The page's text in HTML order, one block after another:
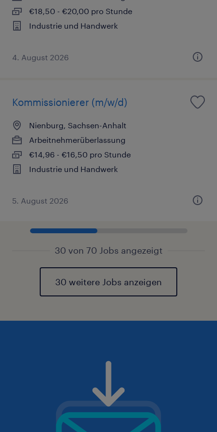
€18,50 - €20,00 pro Stunde
Industrie und Handwerk
4. August 2026
Kommissionierer (m/w/d)
Nienburg, Sachsen-Anhalt
Arbeitnehmerüberlassung
€14,96 - €16,50 pro Stunde
Industrie und Handwerk
5. August 2026
30 von 70 Jobs angezeigt
30 weitere Jobs anzeigen